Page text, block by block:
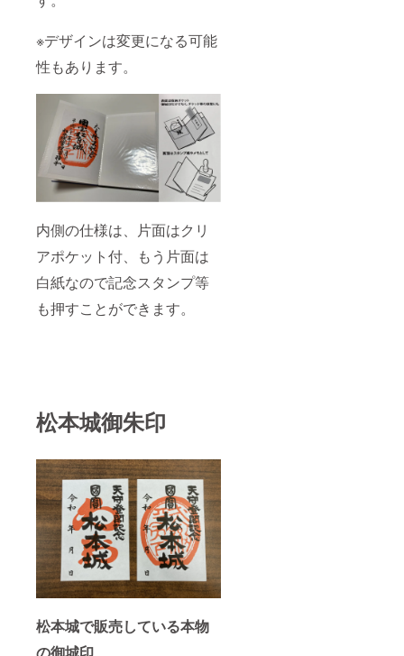
※デザインは変更になる可能
性もあります。
内側の仕様は、片面はクリ
アポケット付、もう片面は
白紙なので記念スタンプ等
も押すことができます。
松本城御朱印
松本城で販売している本物
の御城印